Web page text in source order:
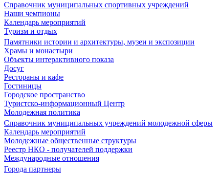
Справочник муниципальных спортивных учреждений
Наши чемпионы
Календарь мероприятий
Туризм и отдых
Памятники истории и архитектуры, музеи и экспозиции
Храмы и монастыри
Объекты интерактивного показа
Досуг
Рестораны и кафе
Гостиницы
Городское пространство
Туристско-информационный Центр
Молодежная политика
Справочник муниципальных учреждений молодежной сферы
Календарь мероприятий
Молодежные общественные структуры
Реестр НКО - получателей поддержки
Международные отношения
Города партнеры